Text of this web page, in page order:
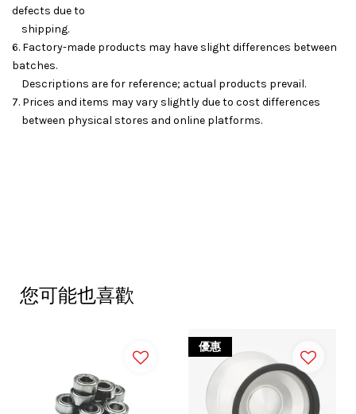
defects due to
shipping.
6. Factory-made products may have slight differences between
batches.
Descriptions are for reference; actual products prevail.
7. Prices and items may vary slightly due to cost differences
between physical stores and online platforms.
您可能也喜歡
優惠